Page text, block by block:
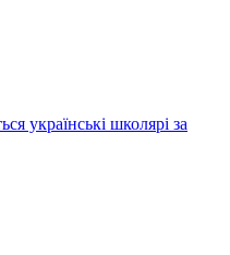
українські школярі за